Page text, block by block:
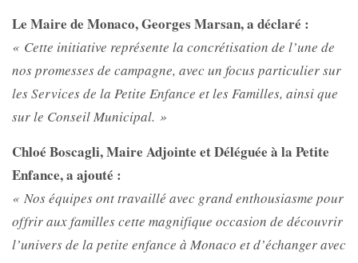
Le Maire de Monaco, Georges Marsan, a déclaré :
« Cette initiative représente la concrétisation de l’une de
nos promesses de campagne, avec un focus particulier sur
les Services de la Petite Enfance et les Familles, ainsi que
sur le Conseil Municipal. »
Chloé Boscagli, Maire Adjointe et Déléguée à la Petite
Enfance, a ajouté :
« Nos équipes ont travaillé avec grand enthousiasme pour
offrir aux familles cette magnifique occasion de découvrir
l’univers de la petite enfance à Monaco et d’échanger avec